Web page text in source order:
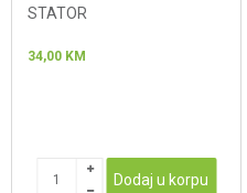
STATOR
34,00 KM
Dodaj u korpu